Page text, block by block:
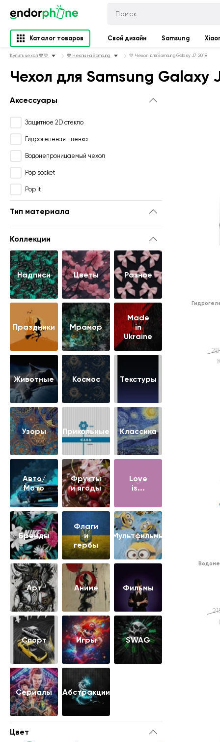
Каталог товаров Свой дизайн Samsung
Купить чехол 💙💛 💙 Чехлы на Samsung 💛 Чехол для Samsung Galaxy J7 2018
Чехол для Samsung Galaxy
Аксессуары
Защитное 2D стекло
Гидрогелевая пленка
Водонепроницаемый чехол
Pop socket
Pop it
Тип материала
Коллекции
Надписи Цветы Разное
Праздники Мрамор
Made
in
Ukraine
Животные Космос Текстуры
Узоры Прикольные Классика
Авто/
Мото
Фрукты
и ягоды
Love
is...
Бренды
Флаги
и
гербы
Мультфильмы
Арт Аниме Фильмы
Cпорт Игры SWAG
Сериалы Абстракции
Цвет